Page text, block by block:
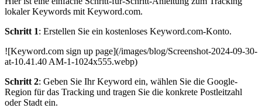
lokaler Keywords mit Keyword.com.
Schritt 1: Erstellen Sie ein kostenloses Keyword.com-Konto.
![Keyword.com sign up page](/images/blog/Screenshot-2024-09-30-
at-10.41.40 AM-1-1024x555.webp)
Schritt 2: Geben Sie Ihr Keyword ein, wählen Sie die Google-
Region für das Tracking und tragen Sie die konkrete Postleitzahl
oder Stadt ein.